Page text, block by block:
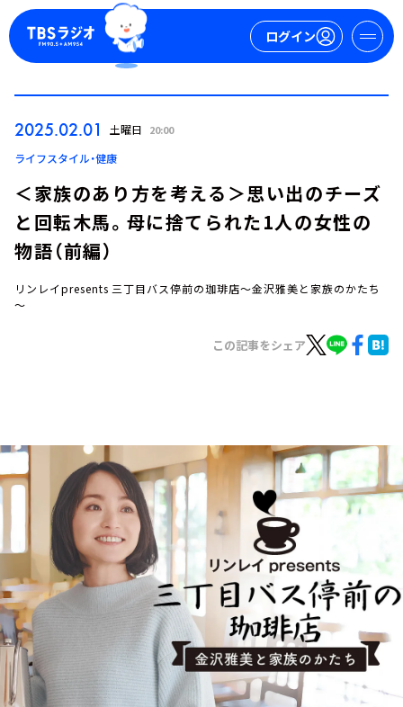
ログイン
ログイン
YouTube
会社情報
2025.02.01 土曜日 20:00
ライフスタイル・健康
＜家族のあり方を考える＞思い出のチーズ
と回転木馬。母に捨てられた1人の女性の
物語（前編）
リンレイpresents 三丁目バス停前の珈琲店～金沢雅美と家族のかたち
～
この記事をシェア